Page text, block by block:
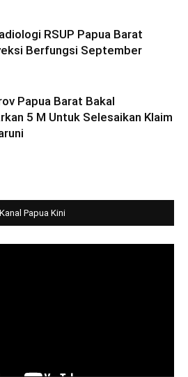
RSUP Papua Barat
Berfungsi September
Papua Barat Bakal
5 M Untuk Selesaikan Klaim
Kanal Papua Kini